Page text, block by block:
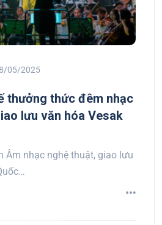
05/2025
thưởng thức đêm nhạc
lưu văn hóa Vesak
Âm nhạc nghệ thuật, giao lưu